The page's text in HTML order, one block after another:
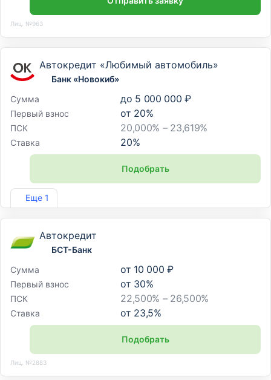
Лиц. №963
Еще 1
Автокредит «Любимый автомобиль»
Банк «Новокиб»
Сумма
до 5 000 000 ₽
Первый взнос от 20%
ПСК 20,000% – 23,619%
Ставка 20%
Подобрать
Лиц. №1747
Автокредит
БСТ-Банк
Сумма
от 10 000 ₽
Первый взнос от 30%
ПСК 22,500% – 26,500%
Ставка от 23,5%
Подобрать
Лиц. №2883